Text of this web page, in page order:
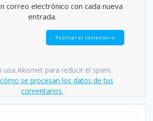
correo electrónico con cada nueva
entrada.
usa Akismet para reducir el spam.
se procesan los datos de tus
comentarios.